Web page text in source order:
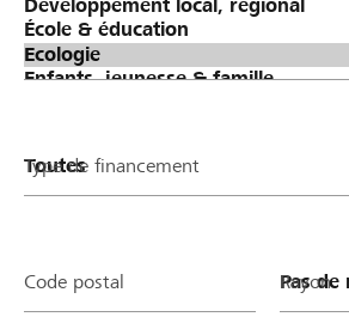
Type de financement
Code postal Rayon